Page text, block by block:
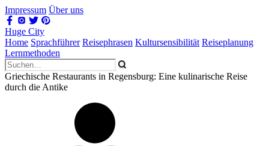
Impressum Über uns
Huge City
Home Sprachführer Reisephrasen Kultursensibilität Reiseplanung
Lernmethoden
Griechische Restaurants in Regensburg: Eine kulinarische Reise
durch die Antike